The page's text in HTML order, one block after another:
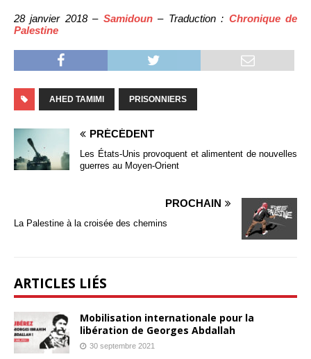
28 janvier 2018 – Samidoun– Traduction : Chronique de
Palestine
AHED TAMIMI PRISONNIERS
PRÉCÉDENT
Les États-Unis provoquent et alimentent de nouvelles
guerres au Moyen-Orient
PROCHAIN
La Palestine à la croisée des chemins
ARTICLES LIÉS
Mobilisation internationale pour la
libération de Georges Abdallah
30 septembre 2021